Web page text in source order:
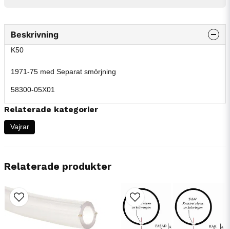
Beskrivning
K50
1971-75 med Separat smörjning
58300-05X01
Relaterade kategorier
Vajrar
Relaterade produkter